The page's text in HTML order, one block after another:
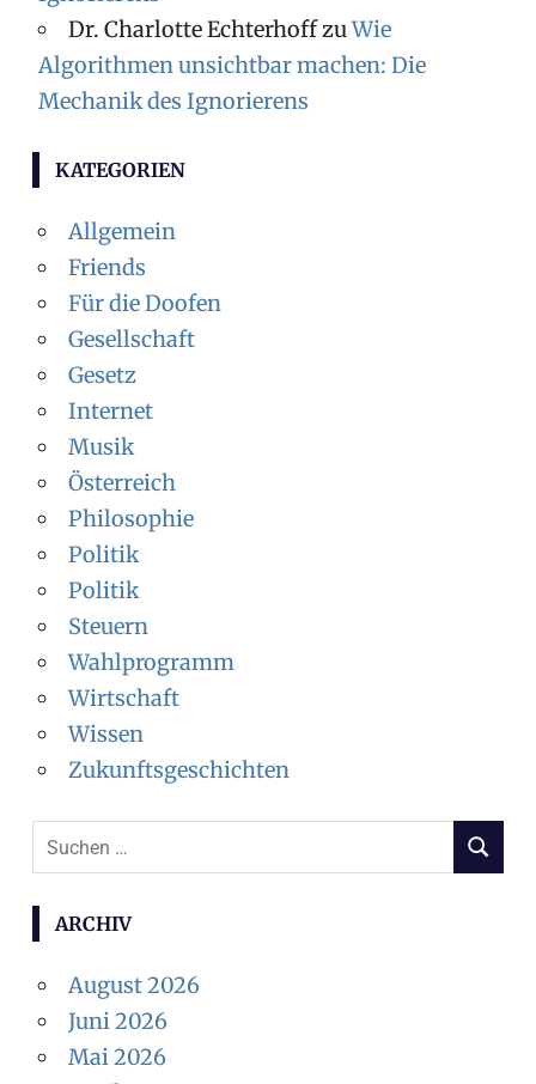
Dr. Charlotte EchterhoffzuWie
Algorithmen unsichtbar machen: Die
Mechanik des Ignorierens
KATEGORIEN
Allgemein
Friends
Für die Doofen
Gesellschaft
Gesetz
Internet
Musik
Österreich
Philosophie
Politik
Politik
Steuern
Wahlprogramm
Wirtschaft
Wissen
Zukunftsgeschichten
u
c
h
e
n
n
ARCHIV
August 2026
Juni 2026
Mai 2026